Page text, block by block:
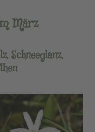
März
Schneeglanz,